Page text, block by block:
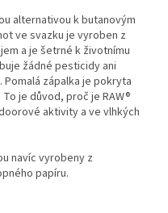
alternativou k butanovým
ve svazku je vyroben z
a je šetrné k životnímu
žádné pesticidy ani
zápalka je pokryta
je důvod, proč je RAW®
aktivity a ve vlhkých
navíc vyrobeny z
papíru.